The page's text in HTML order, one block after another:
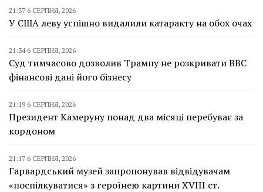
21:37 6 СЕРПНЯ, 2026
У США леву успішно видалили катаракту на обох очах
21:34 6 СЕРПНЯ, 2026
Суд тимчасово дозволив Трампу не розкривати BBC
фінансові дані його бізнесу
21:19 6 СЕРПНЯ, 2026
Президент Камеруну понад два місяці перебуває за
кордоном
21:17 6 СЕРПНЯ, 2026
Гарвардський музей запропонував відвідувачам
«поспілкуватися» з героїнею картини XVIII ст.